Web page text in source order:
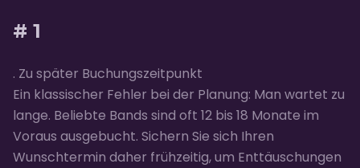
# 1
. Zu später Buchungszeitpunkt
Ein klassischer Fehler bei der Planung: Man wartet zu
lange. Beliebte Bands sind oft 12 bis 18 Monate im
Voraus ausgebucht. Sichern Sie sich Ihren
Wunschtermin daher frühzeitig, um Enttäuschungen